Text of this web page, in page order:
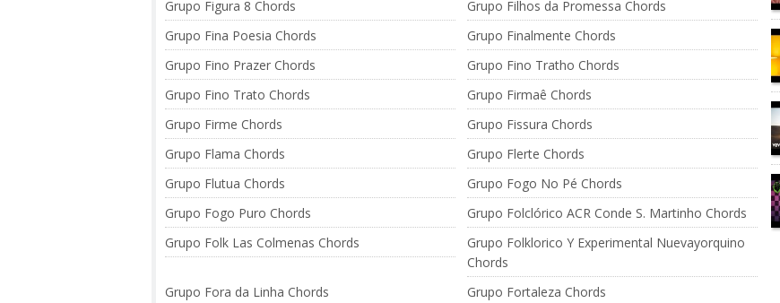
Grupo Figura 8 Chords
Grupo Filhos da Promessa Chords
Grupo Fina Poesia Chords
Grupo Finalmente Chords
Grupo Fino Prazer Chords
Grupo Fino Tratho Chords
Grupo Fino Trato Chords
Grupo Firmaê Chords
Grupo Firme Chords
Grupo Fissura Chords
Grupo Flama Chords
Grupo Flerte Chords
Grupo Flutua Chords
Grupo Fogo No Pé Chords
Grupo Fogo Puro Chords
Grupo Folclórico ACR Conde S. Martinho Chords
Grupo Folk Las Colmenas Chords
Grupo Folklorico Y Experimental Nuevayorquino
Chords
Grupo Fora da Linha Chords
Grupo Fortaleza Chords